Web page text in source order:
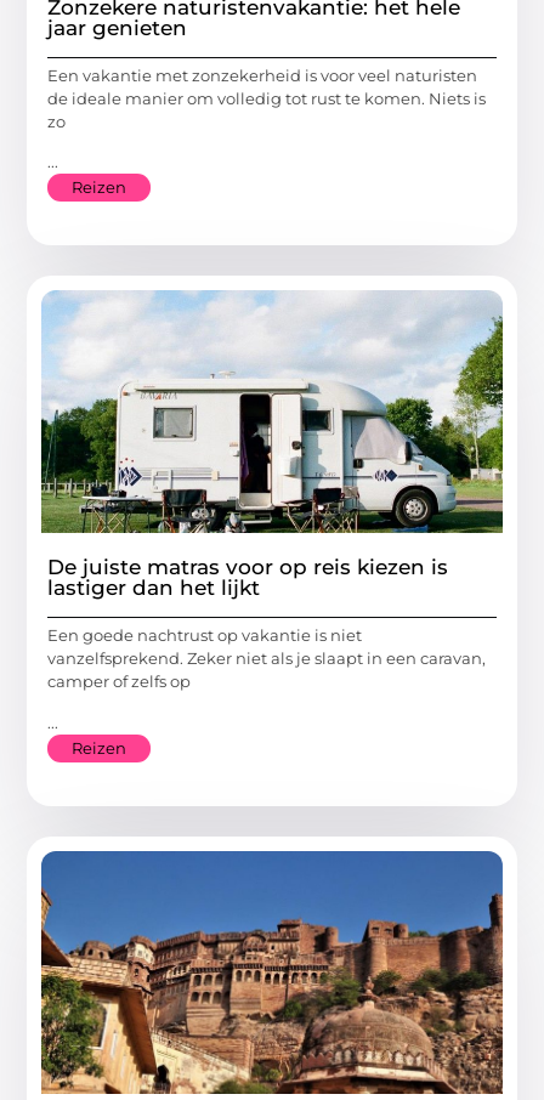
Zonzekere naturistenvakantie: het hele
jaar genieten
Een vakantie met zonzekerheid is voor veel naturisten
de ideale manier om volledig tot rust te komen. Niets is
zo
...
Reizen
De juiste matras voor op reis kiezen is
lastiger dan het lijkt
Een goede nachtrust op vakantie is niet
vanzelfsprekend. Zeker niet als je slaapt in een caravan,
camper of zelfs op
...
Reizen